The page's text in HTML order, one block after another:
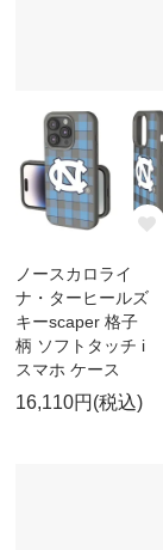
ノースカロライ
ナ・ターヒールズ
キーscaper 格子
柄 ソフトタッチ i
スマホ ケース
16,110円(税込)